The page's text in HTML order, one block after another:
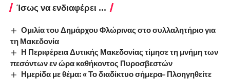
Ίσως να ενδιαφέρει ...
Ομιλία του Δημάρχου Φλώρινας στο συλλαλητήριο για
τη Μακεδονία
Η Περιφέρεια Δυτικής Μακεδονίας τίμησε τη μνήμη των
πεσόντων εν ώρα καθήκοντος Πυροσβεστών
Ημερίδα με θέμα: « Το διαδίκτυο σήμερα– Πλοηγηθείτε